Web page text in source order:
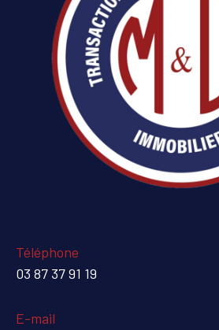
Téléphone
03 87 37 91 19
E-mail